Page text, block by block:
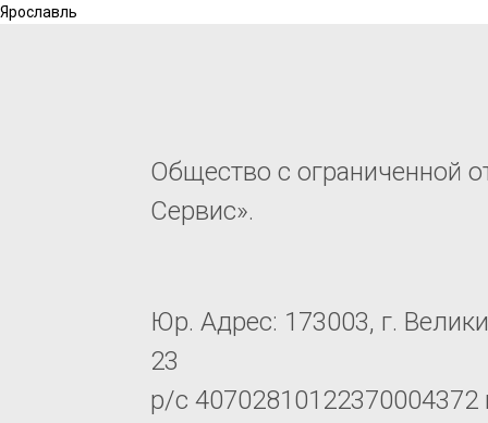
Ярославль
Общество с ограниченной
Сервис».
Юр. Адрес: 173003, г.
23
р/с